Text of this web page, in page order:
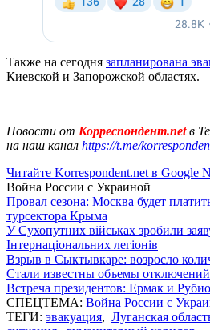
Также на сегодня запланирована
Киевской и Запорожской областях.
Новости от Корреспондент.netв
на наш канал https://t.me/
Читайте Korrespondent.net в Google
Война России с Украиной
Провал сезона: Москва будет
турсектора Крыма
У Сухопутних військах зробили
Інтернаціональних легіонів
Взрыв в Сыктывкаре: возросло
Стали известны объемы
Встреча президентов: Ермак и
СПЕЦТЕМА: Война России с
ТЕГИ: эвакуация, Луганская